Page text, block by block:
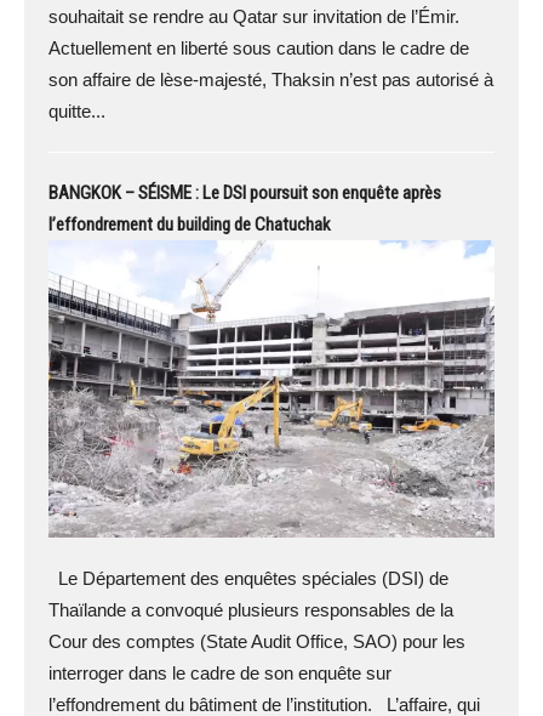
souhaitait se rendre au Qatar sur invitation de l’Émir.
Actuellement en liberté sous caution dans le cadre de
son affaire de lèse-majesté, Thaksin n’est pas autorisé à
quitte...
BANGKOK – SÉISME : Le DSI poursuit son enquête après
l’effondrement du building de Chatuchak
Le Département des enquêtes spéciales (DSI) de
Thaïlande a convoqué plusieurs responsables de la
Cour des comptes (State Audit Office, SAO) pour les
interroger dans le cadre de son enquête sur
l’effondrement du bâtiment de l’institution. L’affaire, qui